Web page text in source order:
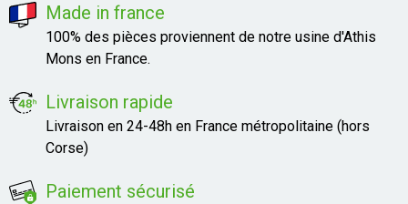
Made in france
100% des pièces proviennent de notre usine d'Athis
Mons en France.
Livraison rapide
Livraison en 24-48h en France métropolitaine (hors
Corse)
Paiement sécurisé